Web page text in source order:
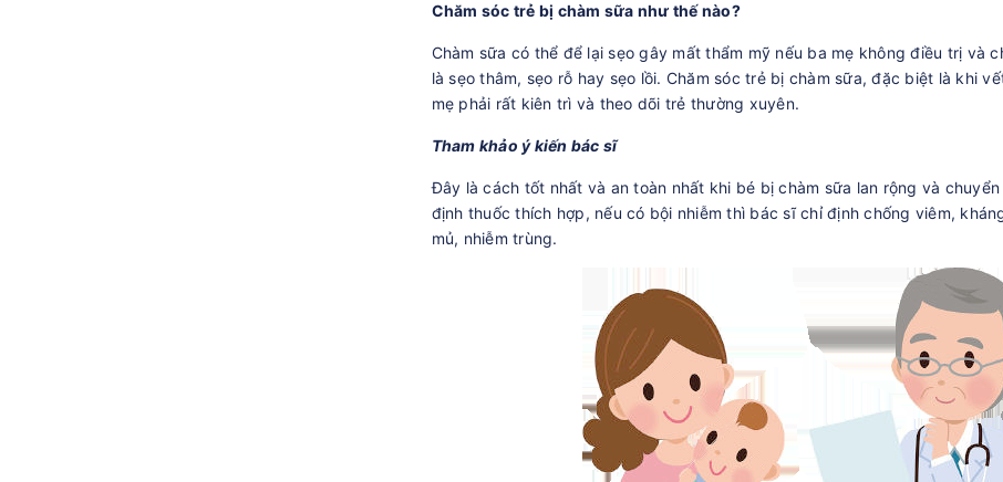
Chăm sóc trẻ bị chàm sữa như thế nào?
Chàm sữa có thể để lại sẹo gây mất thẩm mỹ nếu ba mẹ không điều trị và
là sẹo thâm, sẹo rỗ hay sẹo lồi. Chăm sóc trẻ bị chàm sữa, đặc biệt là khi
mẹ phải rất kiên trì và theo dõi trẻ thường xuyên.
Tham khảo ý kiến bác sĩ
Đây là cách tốt nhất và an toàn nhất khi bé bị chàm sữa lan rộng và
định thuốc thích hợp, nếu có bội nhiễm thì bác sĩ chỉ định chống viêm,
mủ, nhiễm trùng.